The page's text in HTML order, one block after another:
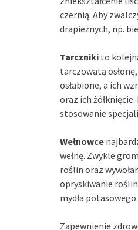
czernią. Aby
drapieżnych, np.
Tarczniki to
tarczowatą
osłabione, a ich
oraz ich
stosowanie
Wełnowce
wełnę. Zwykle
roślin oraz
opryskiwanie
mydła potasowego.
Zapewnienie